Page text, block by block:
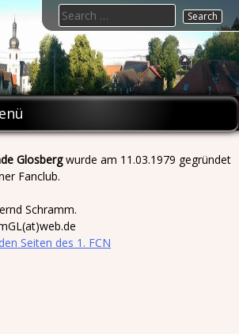
Search
for:
Glosbergwurde am 11.03.1979 gegründet
Fanclub.
Schramm.
Seiten des 1. FCN